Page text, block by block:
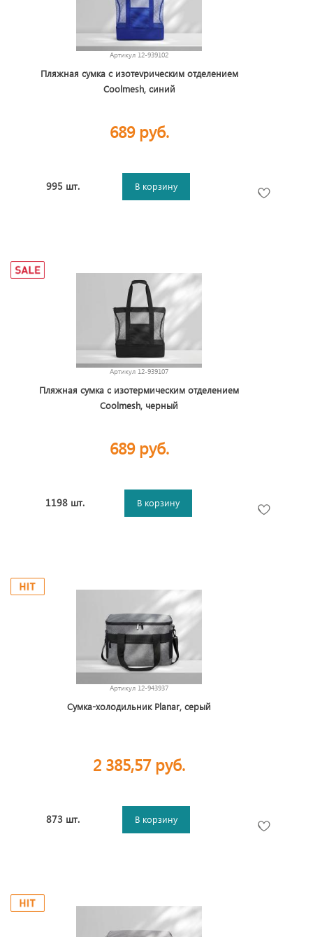
Артикул 12-939102
Пляжная сумка с изотеvрическим отделением
Coolmesh, синий
689 руб.
995 шт. В корзину
Артикул 12-939107
Пляжная сумка с изотермическим отделением
Coolmesh, черный
689 руб.
1198 шт. В корзину
Артикул 12-943937
Сумка-холодильник Planar, серый
2 385,57 руб.
873 шт. В корзину